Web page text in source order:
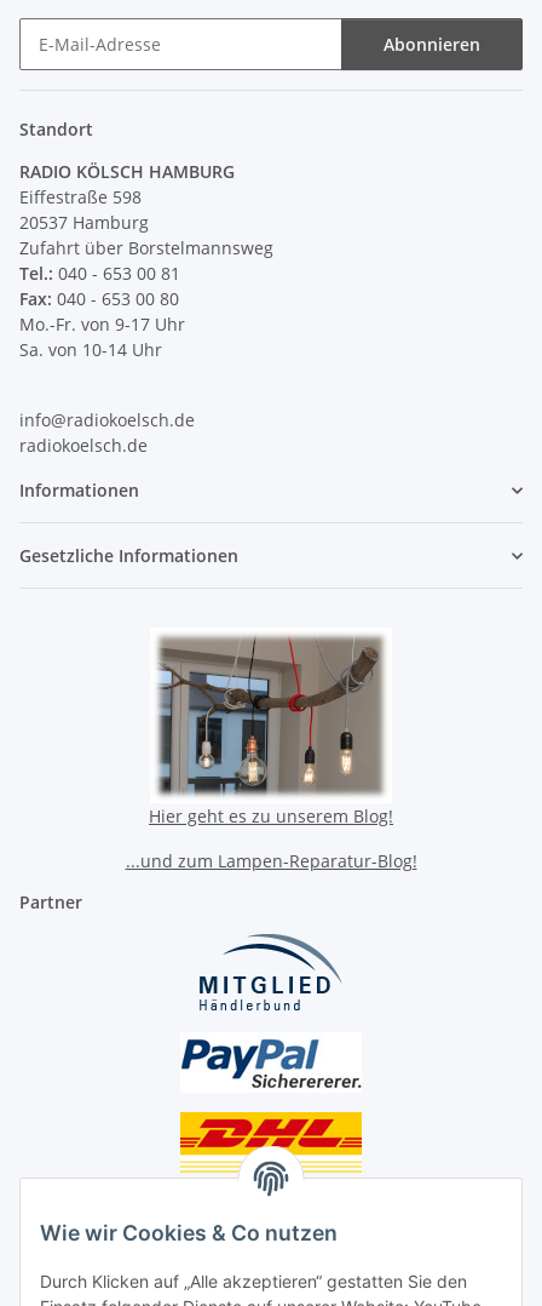
Wie wir Cookies & Co nutzen
Durch Klicken auf „Alle akzeptieren“ gestatten Sie den
Abonnieren
Standort
RADIO KÖLSCH HAMBURG
Eiffestraße 598
20537 Hamburg
Zufahrt über Borstelmannsweg
Tel.: 040 - 653 00 81
Fax: 040 - 653 00 80
Mo.-Fr. von 9-17 Uhr
Sa. von 10-14 Uhr
info@radiokoelsch.de
radiokoelsch.de
Informationen
Gesetzliche Informationen
Hier geht es zu unserem Blog!
...und zum Lampen-Reparatur-Blog!
Partner
Social Media